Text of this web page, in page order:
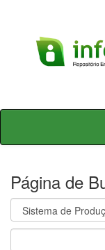
Skip
Página de